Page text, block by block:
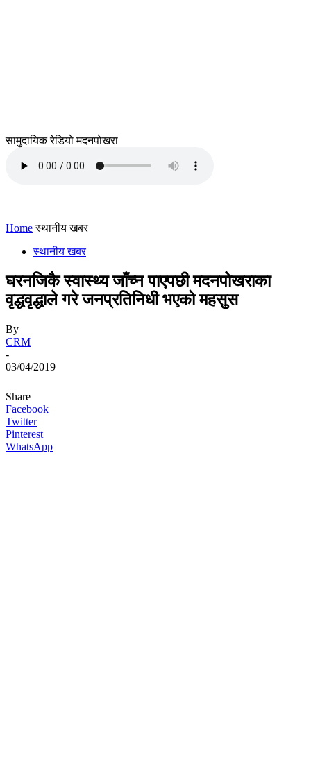
सामुदायिक रेडियो मदनपोखरा
Home स्थानीय खबर
स्थानीय खबर
घरनजिकै स्वास्थ्य जाँच्न पाएपछी मदनपोखराका
वृद्धवृद्धाले गरे जनप्रतिनिधी भएको महसुस
By
CRM
-
03/04/2019
Share
Facebook
Twitter
Pinterest
WhatsApp